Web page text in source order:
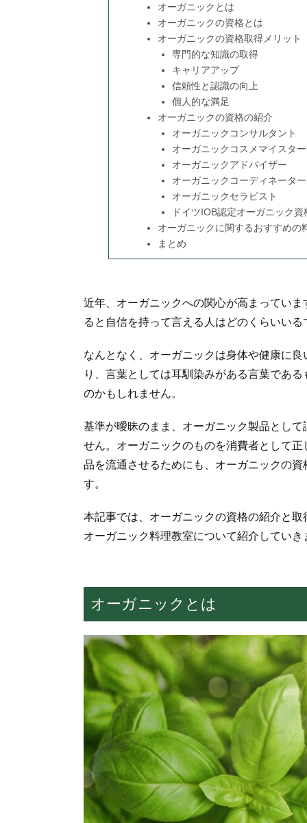
オーガニックとは
オーガニックの資格とは
オーガニックの資格取得メリット
専門的な知識の取得
キャリアアップ
信頼性と認識の向上
個人的な満足
オーガニックの資格の紹介
オーガニックコンサルタント
オーガニックコスメマイスター
オーガニックアドバイザー
オーガニックコーディネーター
オーガニックセラピスト
ドイツIOB認定オーガニック資
オーガニックに関するおすすめの
まとめ
近年、オーガニックへの関心が高まってい
ると自信を持って言える人はどのくらいいる
なんとなく、オーガニックは身体や健康に
り、言葉としては耳馴染みがある言葉であ
のかもしれません。
基準が曖昧のまま、オーガニック製品とし
せん。オーガニックのものを消費者として
品を流通させるためにも、オーガニックの
す。
本記事では、オーガニックの資格の紹介と
オーガニック料理教室について紹介していき
オーガニックとは